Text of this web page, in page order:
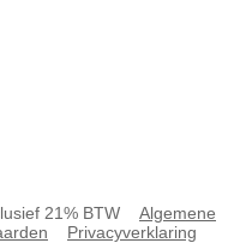
21% BTW
Algemene
Privacyverklaring